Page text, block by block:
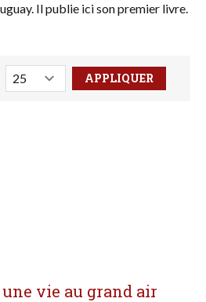
Il publie ici son premier livre.
ici
vie au grand air